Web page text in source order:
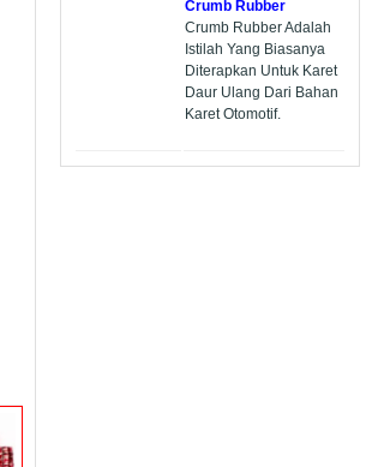
Crumb Rubber
Crumb Rubber Adalah
Istilah Yang Biasanya
Diterapkan Untuk Karet
Daur Ulang Dari Bahan
Karet Otomotif.